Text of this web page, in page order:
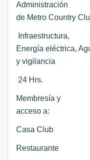
Administración
de Metro Country
Infraestructura,
Energía eléctrica,
y vigilancia
24 Hrs.
Membresía y
acceso a:
Casa Club
Restaurante